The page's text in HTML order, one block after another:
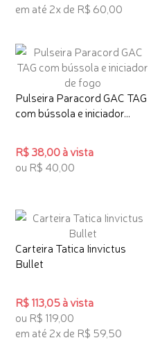
em até 2x de R$ 60,00
Pulseira Paracord GAC TAG
com bússola e iniciador...
R$ 38,00 à vista
ou R$ 40,00
Carteira Tatica Iinvictus
Bullet
R$ 113,05 à vista
ou R$ 119,00
em até 2x de R$ 59,50